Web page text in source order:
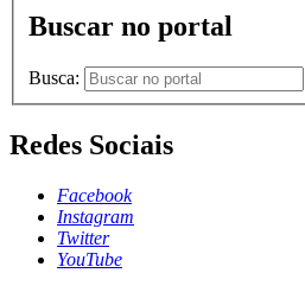
Buscar no portal
Busca:
Redes Sociais
Facebook
Instagram
Twitter
YouTube